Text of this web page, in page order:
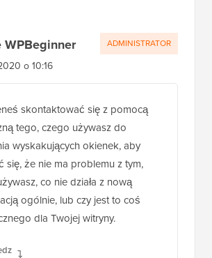
WPBeginner
o 10:16
skontaktować się z pomocą
tego, czego używasz do
wyskakujących okienek, aby
się, że nie ma problemu z tym,
co nie działa z nową
ogólnie, lub czy jest to coś
dla Twojej witryny.
ADMINISTRATOR